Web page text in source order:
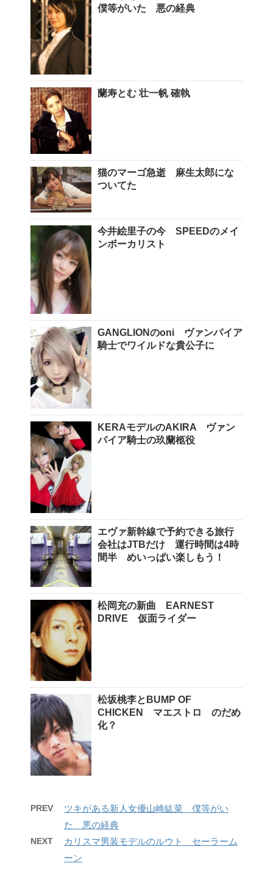
僕等がいた 悪の経典
蘭寿とむ 壮一帆 確執
猫のマーゴ急逝 麻生太郎にな
ついてた
今井絵里子の今 SPEEDのメイ
ンボーカリスト
GANGLIONのoni ヴァンパイア
騎士でワイルドな貴公子に
KERAモデルのAKIRA ヴァン
パイア騎士の玖蘭柩役
エヴァ新幹線で予約できる旅行
会社はJTBだけ 運行時間は4時
間半 めいっぱい楽しもう！
松岡充の新曲 EARNEST
DRIVE 仮面ライダー
松坂桃李とBUMP OF
CHICKEN マエストロ のだめ
化？
PREV
ツキがある新人女優山崎紘菜 僕等がい
た 悪の経典
NEXT
カリスマ男装モデルのルウト セーラーム
ーン